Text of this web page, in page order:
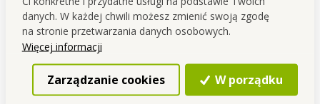
danych. W każdej chwili możesz zmienić swoją zgodę
na stronie przetwarzania danych osobowych.
Więcej informacji
Zarządzanie cookies W porządku